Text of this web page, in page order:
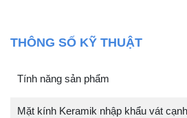
THÔNG SỐ KỸ THUẬT
Tính năng sản phẩm
Mặt kính Keramik nhập khẩu vát